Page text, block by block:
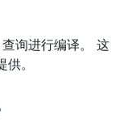
询进行编译。 这
。